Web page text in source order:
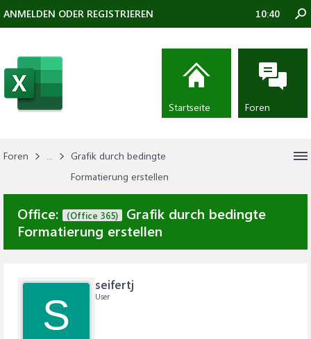
Foren ...
Grafik durch bedingte
Formatierung erstellen
Office: (Office 365)
Grafik durch bedingte
Formatierung erstellen
S
seifertj
User
ANMELDEN ODER REGISTRIEREN 10:40
Startseite Foren